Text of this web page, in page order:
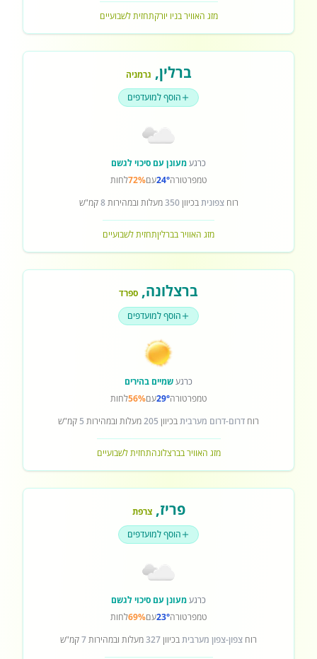
מזג האוויר בניו יורקתחזית לשבועיים
ברלין, גרמניה
הוסף למועדפים
כרגעמעונן עם סיכוי לגשם
טמפרטורה24°עם72%לחות
רוחצפוניתבכיוון350מעלות ובמהירות8קמ"ש
מזג האוויר בברליןתחזית לשבועיים
ברצלונה, ספרד
הוסף למועדפים
כרגעשמיים בהירים
טמפרטורה29°עם56%לחות
רוח דרום-דרום מערביתבכיוון 205מעלות ובמהירות 5 קמ"ש
מזג האוויר בברצלונהתחזית לשבועיים
פריז,צרפת
הוסף למועדפים
כרגעמעונן עם סיכוי לגשם
טמפרטורה23°עם69%לחות
רוח צפון-צפון מערביתבכיוון327מעלות ובמהירות7קמ"ש